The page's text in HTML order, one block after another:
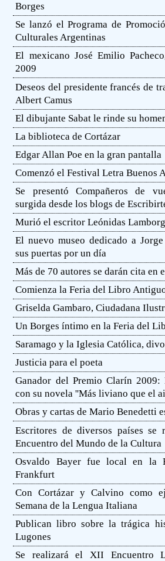
Borges
Se lanzó el Programa de
Culturales Argentinas
El mexicano José Emilio
2009
Deseos del presidente francés de
Albert Camus
El dibujante Sabat le rinde su
La biblioteca de Cortázar
Edgar Allan Poe en la gran pantalla
Comenzó el Festival Letra Buenos
Se presentó Compañeros de
surgida desde los blogs de
Murió el escritor Leónidas
El nuevo museo dedicado a
sus puertas por un día
Más de 70 autores se darán cita en
Comienza la Feria del Libro
Griselda Gambaro, Ciudadana
Un Borges íntimo en la Feria del
Saramago y la Iglesia Católica,
Justicia para el poeta
Ganador del Premio Clarín 2009:
con su novela ''Más liviano que el
Obras y cartas de Mario Benedetti
Escritores de diversos países
Encuentro del Mundo de la Cultura
Osvaldo Bayer fue local en la
Frankfurt
Con Cortázar y Calvino como
Semana de la Lengua Italiana
Publican libro sobre la trágica
Lugones
Se realizará el XII Encuentro